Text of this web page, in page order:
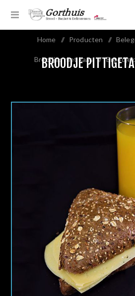
Home / Producten /
Broodjes met kaas / Broodje
BROODJE